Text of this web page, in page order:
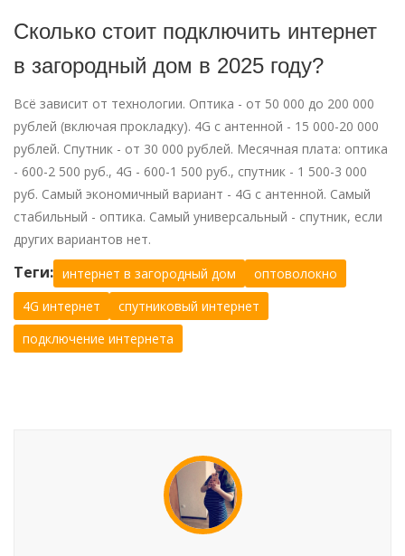
Сколько стоит подключить интернет
в загородный дом в 2025 году?
Всё зависит от технологии. Оптика - от 50 000 до 200 000
рублей (включая прокладку). 4G с антенной - 15 000-20 000
рублей. Спутник - от 30 000 рублей. Месячная плата: оптика
- 600-2 500 руб., 4G - 600-1 500 руб., спутник - 1 500-3 000
руб. Самый экономичный вариант - 4G с антенной. Самый
стабильный - оптика. Самый универсальный - спутник, если
других вариантов нет.
Теги: интернет в загородный дом
оптоволокно
4G интернет
спутниковый интернет
подключение интернета